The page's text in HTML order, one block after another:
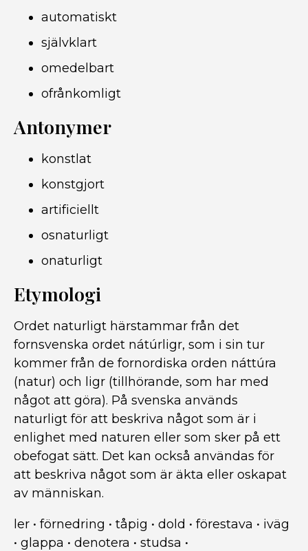
automatiskt
självklart
omedelbart
ofrånkomligt
Antonymer
konstlat
konstgjort
artificiellt
osnaturligt
onaturligt
Etymologi
Ordet naturligt härstammar från det
fornsvenska ordet nátúrligr, som i sin tur
kommer från de fornordiska orden náttúra
(natur) och ligr (tillhörande, som har med
något att göra). På svenska används
naturligt för att beskriva något som är i
enlighet med naturen eller som sker på ett
obefogat sätt. Det kan också användas för
att beskriva något som är äkta eller oskapat
av människan.
ler • förnedring • tåpig • dold • förestava • iväg
• glappa • denotera • studsa •